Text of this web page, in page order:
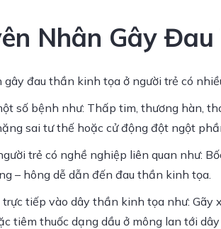
Nhân Gây
gây đau thần kinh tọa ở người trẻ có
số bệnh như: Thấp tim, thương hàn,
sai tư thế hoặc cử động đột ngột
trẻ có nghề nghiệp liên quan như:
– hông dễ dẫn đến đau thần kinh tọa.
tiếp vào dây thần kinh tọa như:
tiêm thuốc dạng dầu ở mông lan tới